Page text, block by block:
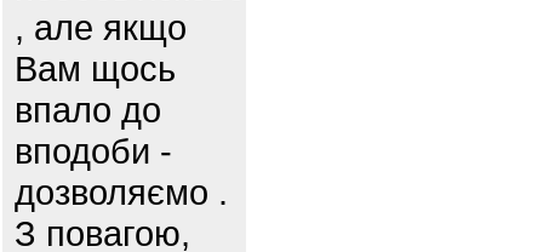
, але якщо
Вам щось
впало до
вподоби -
дозволяємо .
З повагою,